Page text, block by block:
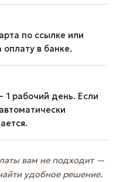
по ссылке или
оплату в банке.
рабочий день. Если
вам не подходит —
удобное решение.